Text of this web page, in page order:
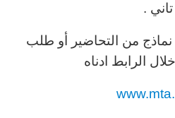
تاني .
نماذج من التحاضير أو طلب
الرابط ادناه